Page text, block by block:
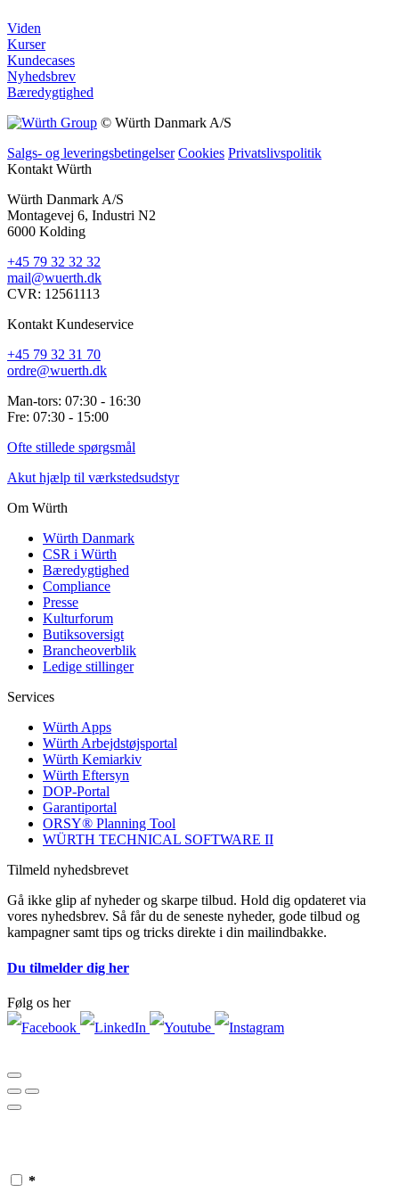
Viden
Kurser
Kundecases
Nyhedsbrev
Bæredygtighed
© Würth Danmark A/S
Salgs- og leveringsbetingelser Cookies Privatslivspolitik
Kontakt Würth
Würth Danmark A/S
Montagevej 6, Industri N2
6000 Kolding
+45 79 32 32 32
mail@wuerth.dk
CVR: 12561113
Kontakt Kundeservice
+45 79 32 31 70
ordre@wuerth.dk
Man-tors: 07:30 - 16:30
Fre: 07:30 - 15:00
Ofte stillede spørgsmål
Akut hjælp til værkstedsudstyr
Om Würth
Würth Danmark
CSR i Würth
Bæredygtighed
Compliance
Presse
Kulturforum
Butiksoversigt
Brancheoverblik
Ledige stillinger
Services
Würth Apps
Würth Arbejdstøjsportal
Würth Kemiarkiv
Würth Eftersyn
DOP-Portal
Garantiportal
ORSY® Planning Tool
WÜRTH TECHNICAL SOFTWARE II
Tilmeld nyhedsbrevet
Gå ikke glip af nyheder og skarpe tilbud. Hold dig opdateret via
vores nyhedsbrev. Så får du de seneste nyheder, gode tilbud og
kampagner samt tips og tricks direkte i din mailindbakke.
Du tilmelder dig her
Følg os her
*